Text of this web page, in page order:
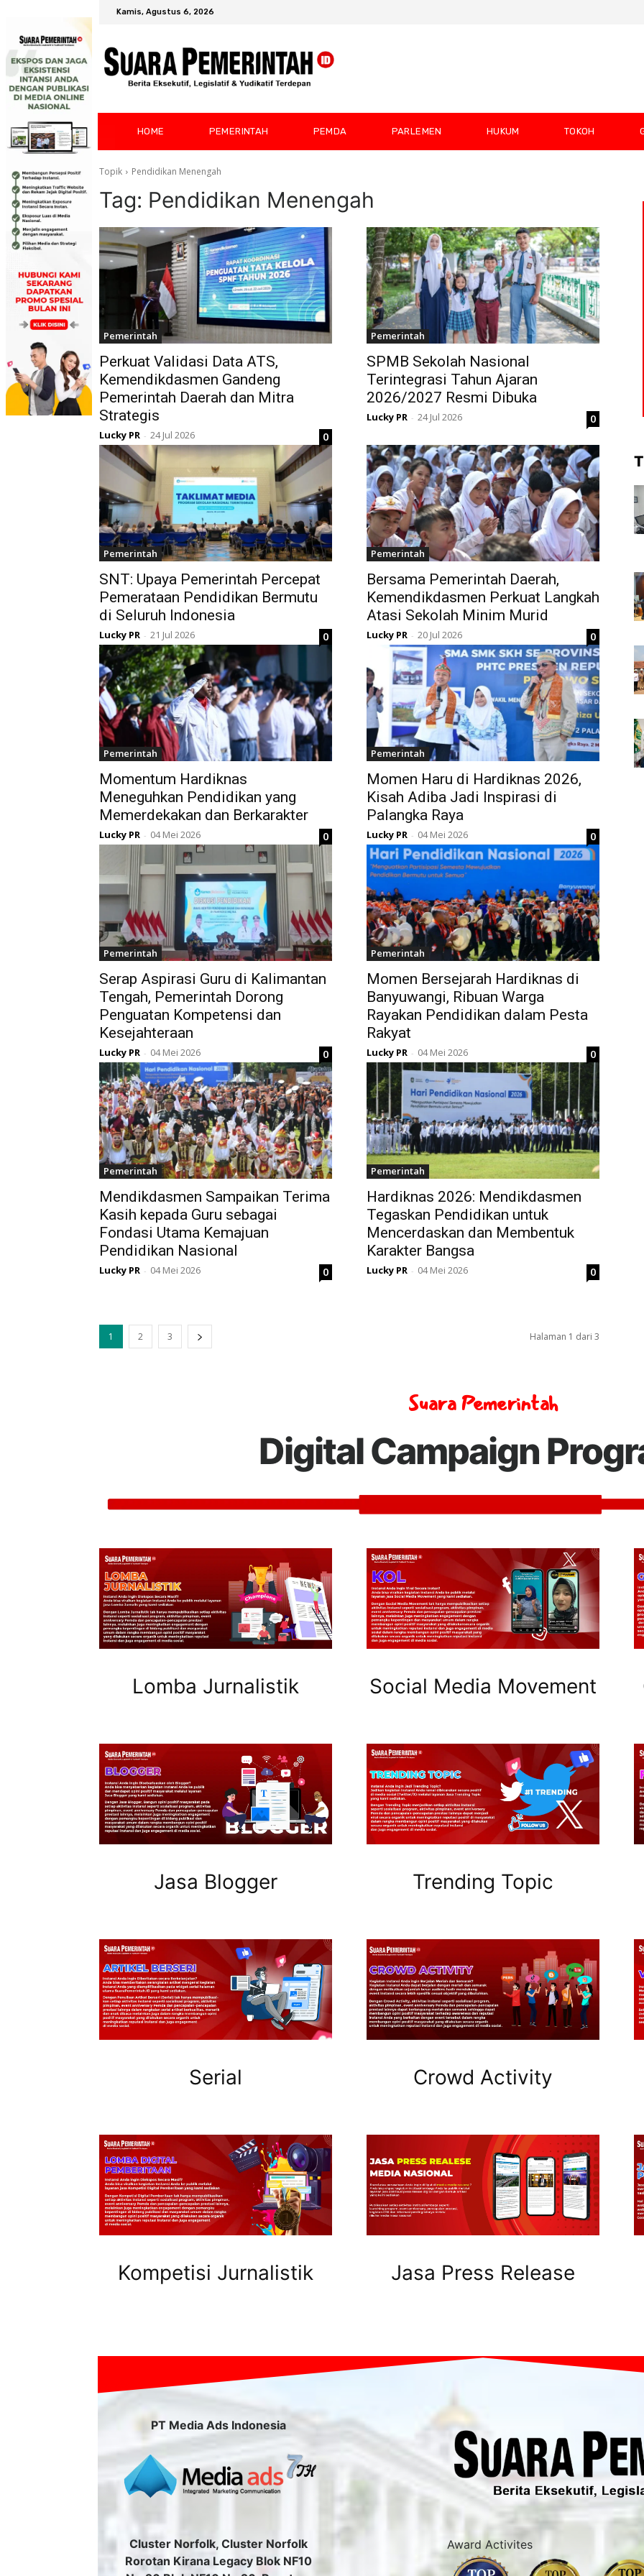
Kamis, Agustus 6, 2026
HOME PEMERINTAH PEMDA PARLEMEN HUKUM TOKOH
Topik Pendidikan Menengah
Tag: Pendidikan Menengah
Pemerintah
Perkuat Validasi Data ATS,
Kemendikdasmen Gandeng
Pemerintah Daerah dan Mitra
Strategis
Lucky PR - 24 Jul 2026 0
Pemerintah
SPMB Sekolah Nasional
Terintegrasi Tahun Ajaran
2026/2027 Resmi Dibuka
Lucky PR - 24 Jul 2026 0
Pemerintah
SNT: Upaya Pemerintah Percepat
Pemerataan Pendidikan Bermutu
di Seluruh Indonesia
Lucky PR - 21 Jul 2026 0
Pemerintah
Bersama Pemerintah Daerah,
Kemendikdasmen Perkuat Langkah
Atasi Sekolah Minim Murid
Lucky PR - 20 Jul 2026 0
Pemerintah
Momentum Hardiknas
Meneguhkan Pendidikan yang
Memerdekakan dan Berkarakter
Lucky PR - 04 Mei 2026 0
Pemerintah
Momen Haru di Hardiknas 2026,
Kisah Adiba Jadi Inspirasi di
Palangka Raya
Lucky PR - 04 Mei 2026 0
Pemerintah
Serap Aspirasi Guru di Kalimantan
Tengah, Pemerintah Dorong
Penguatan Kompetensi dan
Kesejahteraan
Lucky PR - 04 Mei 2026 0
Pemerintah
Momen Bersejarah Hardiknas di
Banyuwangi, Ribuan Warga
Rayakan Pendidikan dalam Pesta
Rakyat
Lucky PR - 04 Mei 2026 0
Pemerintah
Mendikdasmen Sampaikan Terima
Kasih kepada Guru sebagai
Fondasi Utama Kemajuan
Pendidikan Nasional
Lucky PR - 04 Mei 2026 0
Pemerintah
Hardiknas 2026: Mendikdasmen
Tegaskan Pendidikan untuk
Mencerdaskan dan Membentuk
Karakter Bangsa
Lucky PR - 04 Mei 2026 0
1 2 3 Halaman 1 dari 3
Suara Pemerintah
Digital Campaign
Lomba Jurnalistik
Jasa Blogger
Serial
Kompetisi Jurnalistik
Social Media Movement
Trending Topic
Crowd Activity
Jasa Press Release
PT Media Ads Indonesia
Cluster Norfolk, Cluster Norfolk
Rorotan Kirana Legacy Blok NF10
Award Activites